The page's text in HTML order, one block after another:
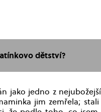
dětství?
jako jedno z
jim zemřela;